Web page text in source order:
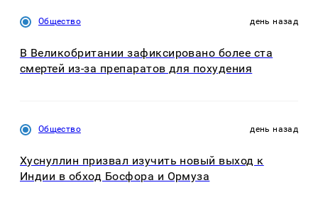
Общество день назад
В Великобритании зафиксировано более ста
смертей из-за препаратов для похудения
Общество день назад
Хуснуллин призвал изучить новый выход к
Индии в обход Босфора и Ормуза